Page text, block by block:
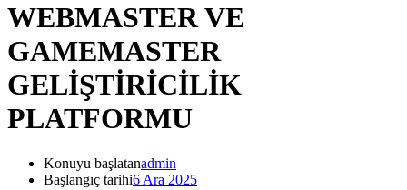
WEBMASTER VE
GAMEMASTER
GELİŞTİRİCİLİK
PLATFORMU
Konuyu başlatanadmin
Başlangıç tarihi6 Ara 2025